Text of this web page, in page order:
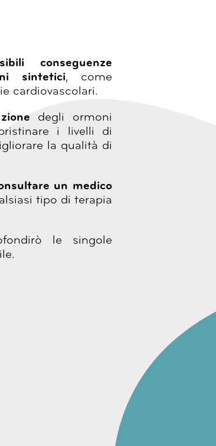
conseguenze
sintetici, come
cardiovascolari.
degli ormoni
i livelli di
la qualità di
un medico
tipo di terapia
le singole